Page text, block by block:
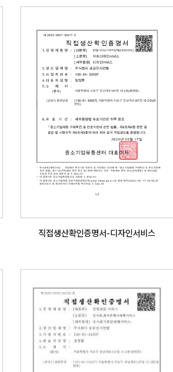
직접생산확인증명서-디자인서비스